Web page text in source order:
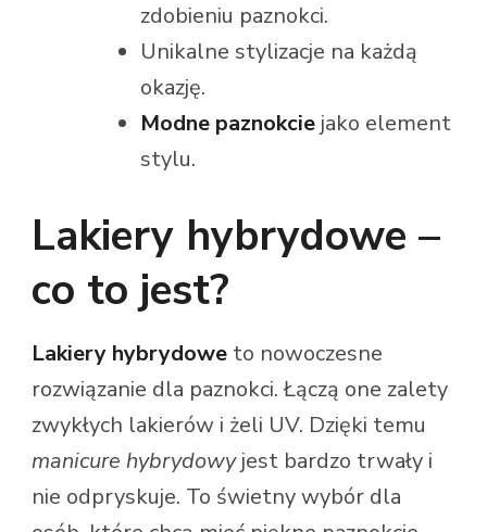
zdobieniu paznokci.
Unikalne stylizacje na każdą
okazję.
Modne paznokcie jako element
stylu.
Lakiery hybrydowe –
co to jest?
Lakiery hybrydowe to nowoczesne
rozwiązanie dla paznokci. Łączą one zalety
zwykłych lakierów i żeli UV. Dzięki temu
manicure hybrydowyjest bardzo trwały i
nie odpryskuje. To świetny wybór dla